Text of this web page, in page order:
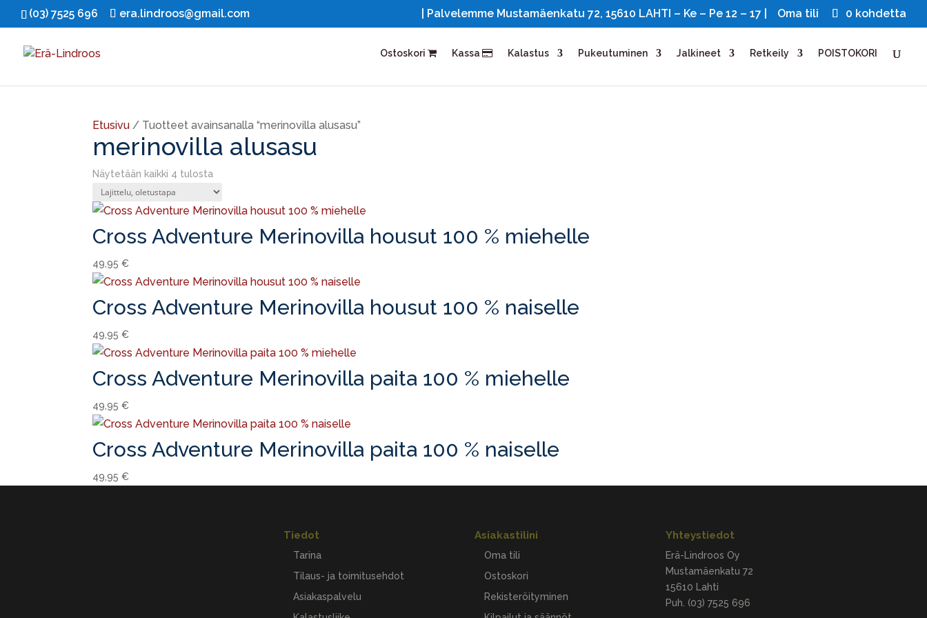
(03) 7525 696 era.lindroos@gmail.com | Palvelemme Mustamäenkatu 72, 15610 LAHTI – Ke – Pe 12 – 17 | Oma tili 0 kohdetta
Ostoskori Kassa Kalastus Pukeutuminen Jalkineet Retkeily POISTOKORI
Etusivu / Tuotteet avainsanalla “merinovilla alusasu”
merinovilla alusasu
Näytetään kaikki 4 tulosta
Cross Adventure Merinovilla housut 100 % miehelle
49,95€
Cross Adventure Merinovilla housut 100 % naiselle
49,95€
Cross Adventure Merinovilla paita 100 % miehelle
49,95€
Cross Adventure Merinovilla paita 100 % naiselle
49,95€
Tiedot
Tarina
Tilaus- ja toimitusehdot
Asiakaspalvelu
Asiakastilini
Oma tili
Ostoskori
Rekisteröityminen
Yhteystiedot
Erä-Lindroos Oy
Mustamäenkatu 72
15610 Lahti
Puh. (03) 7525 696